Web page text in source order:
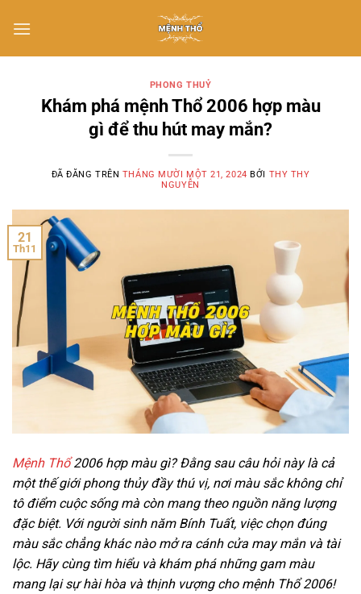
đến
PHONG THUỶ
Khám phá mệnh Thổ 2006 hợp màu
gì để thu hút may mắn?
ĐÃ ĐĂNG TRÊN THÁNG MƯỜI MỘT 21, 2024 BỞI THY THY
NGUYỄN
21
Th11
Mệnh Thổ2006 hợp màu gì? Đằng sau câu hỏi này là cả
một thế giới phong thủy đầy thú vị, nơi màu sắc không chỉ
tô điểm cuộc sống mà còn mang theo nguồn năng lượng
đặc biệt. Với người sinh năm Bính Tuất, việc chọn đúng
màu sắc chẳng khác nào mở ra cánh cửa may mắn và tài
lộc. Hãy cùng tìm hiểu và khám phá những gam màu
mang lại sự hài hòa và thịnh vượng cho mệnh Thổ 2006!